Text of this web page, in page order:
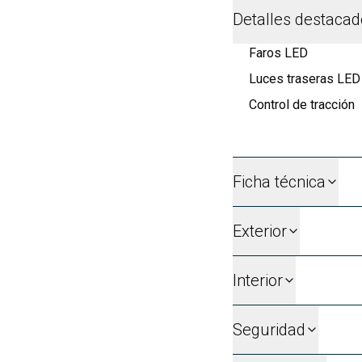
Detalles
Faros LED
Luces traseras LED
Control de tracción
Ficha técnica
Exterior
Interior
Seguridad